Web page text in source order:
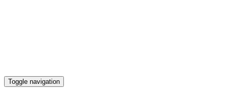
Toggle navigation